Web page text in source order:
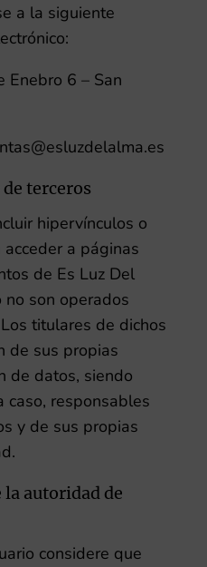
a la siguiente
Enebro 6 – San
terceros
hipervínculos o
a páginas
de Es Luz Del
son operados
titulares de dichos
de sus propias
de datos, siendo
caso, responsables
y de sus propias
la autoridad de
considere que